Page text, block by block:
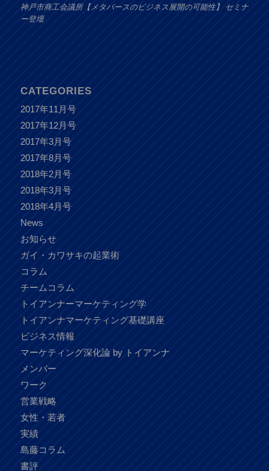
神戸市商工会議所【メタバースのビジネス展開の可能性】 セミナ
ー登壇
CATEGORIES
2017年11月号
2017年12月号
2017年3月号
2017年8月号
2018年2月号
2018年3月号
2018年4月号
News
お知らせ
ガイ・カワサキの起業術
コラム
チームコラム
トイアンナーマーケティング学
トイアンナマーケティング基礎講座
ビジネス情報
マーケティング深化論 by トイアンナ
メンバー
ワーク
営業戦略
女性・若者
実績
島藤コラム
書評